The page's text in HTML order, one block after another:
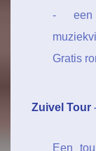
- een
Gratis
Zuivel Tour
Een